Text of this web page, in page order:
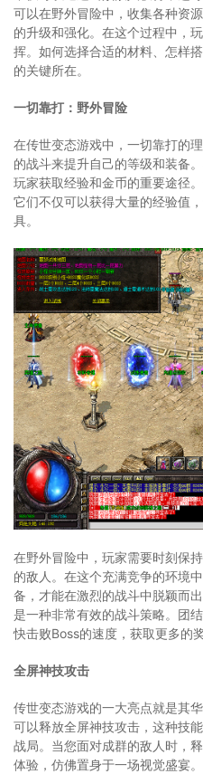
可以在野外冒险中，收集各种资
的升级和强化。在这个过程中，
挥。如何选择合适的材料、怎样
的关键所在。
一切靠打：野外冒险
在传世变态游戏中，一切靠打的
的战斗来提升自己的等级和装备
玩家获取经验和金币的重要途径
它们不仅可以获得大量的经验值
具。
在野外冒险中，玩家需要时刻保
的敌人。在这个充满竞争的环境
备，才能在激烈的战斗中脱颖而
是一种非常有效的战斗策略。团
快击败Boss的速度，获取更多的奖
全屏神技攻击
传世变态游戏的一大亮点就是其
可以释放全屏神技攻击，这种技
战局。当您面对成群的敌人时，
体验，仿佛置身于一场视觉盛宴。